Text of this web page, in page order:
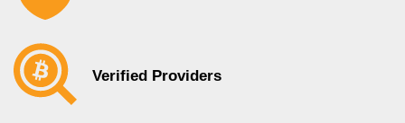
Verified Providers